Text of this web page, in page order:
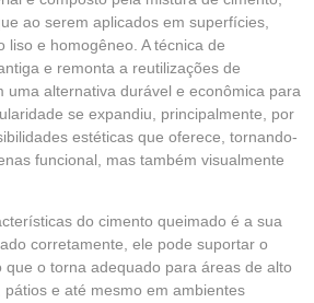
ao serem aplicados em superfícies,
liso e homogêneo. A técnica de
e remonta a reutilizações de
uma alternativa durável e econômica para
se expandiu, principalmente, por
estéticas que oferece, tornando-
funcional, mas também visualmente
do cimento queimado é a sua
corretamente, ele pode suportar o
o torna adequado para áreas de alto
e até mesmo em ambientes